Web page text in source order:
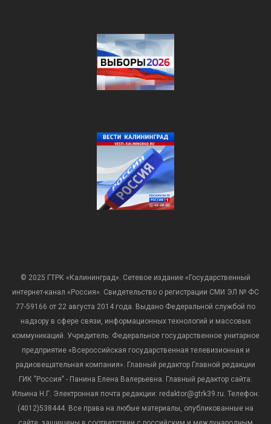
© 2025 ГТРК «Калининград». Сетевое издание «Государственный
интернет-канал «Россия». Свидетельство о регистрации СМИ ЭЛ № ФС
77-59166 от 22 августа 2014 года. Выдано Федеральной службой по
надзору в сфере связи, информационных технологий и массовых
коммуникаций. Учредитель: Федеральное государственное унитарное
предприятие «Всероссийская государственная телевизионная и
радиовещательная компания». Главный редактор Главной редакции
ГИК "Россия" - Панина Елена Валерьевна. Главный редактор сайта:
Ильина Н.Г. Электронная почта редакции: redaktor@gtrk39.ru. Телефон:
(4012)538444. Все права на любые материалы, опубликованные на